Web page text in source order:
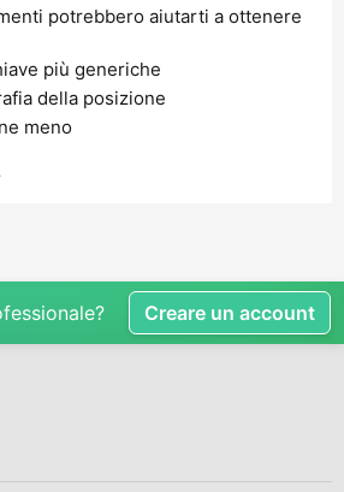
potrebbero aiutarti a ottenere
più generiche
della posizione
meno
Creare un account